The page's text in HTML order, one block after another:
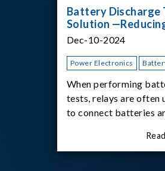
Battery Discharge
Solution
Transient Inrush
Dec-10-2024
Power Electronics
When performing
tests, relays are often
to connect batteries
supplies. What
moment the relay is